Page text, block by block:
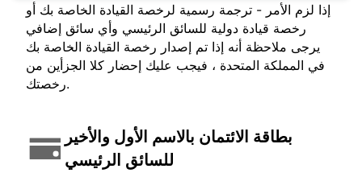
إذا لزم الأمر - ترجمة رسمية لرخصة القيادة الخاصة بك أو
رخصة قيادة دولية للسائق الرئيسي وأي سائق إضافي
يرجى ملاحظة أنه إذا تم إصدار رخصة القيادة الخاصة بك
في المملكة المتحدة ، فيجب عليك إحضار كلا الجزأين من
رخصتك.
بطاقة الائتمان بالاسم الأول والأخير
للسائق الرئيسي